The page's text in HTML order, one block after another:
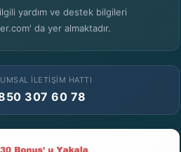
ilgili yardım ve destek bilgileri
da yer almaktadır.
İLETIŞIM HATTI
307 60 78